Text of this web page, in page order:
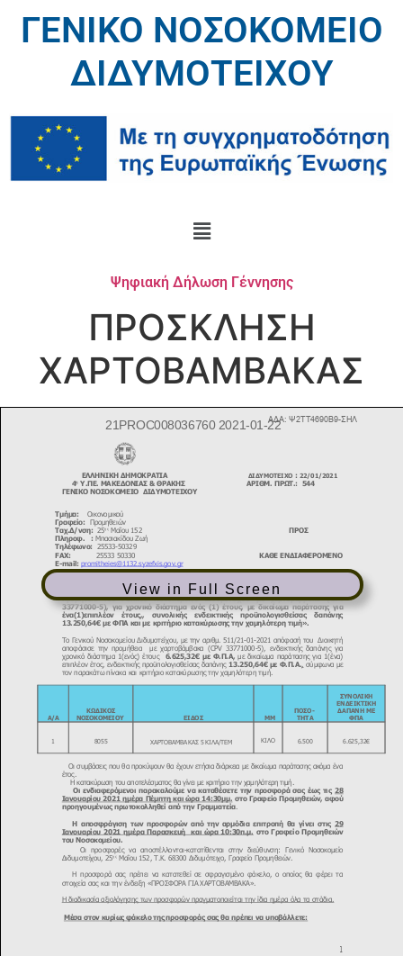
ΓΕΝΙΚΟ ΝΟΣΟΚΟΜΕΙΟ
ΔΙΔΥΜΟΤΕΙΧΟΥ
Ψηφιακή Δήλωση Γέννησης
ΠΡΟΣΚΛΗΣΗ
ΧΑΡΤΟΒΑΜΒΑΚΑΣ
View in Full Screen